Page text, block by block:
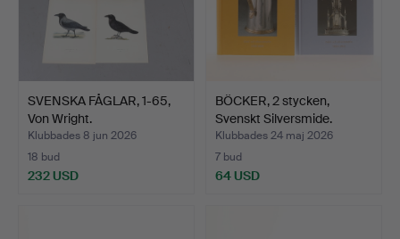
SVENSKA FÅGLAR, 1-65,
Von Wright.
Klubbades 8 jun 2026
18 bud
232 USD
BÖCKER, 2 stycken,
Svenskt Silversmide.
Klubbades 24 maj 2026
7 bud
64 USD